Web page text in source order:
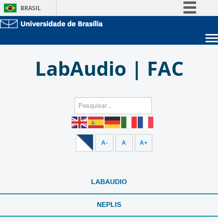
BRASIL
Acesso à informação
Unidades acadêmicas
Estude na UnB
LabAudio | FAC
A- A A+
LABAUDIO
NEPLIS